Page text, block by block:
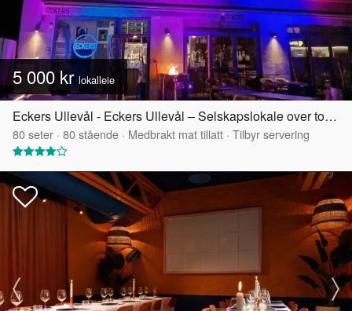
5 000 kr lokalleie
Eckers Ullevål - Eckers Ullevål – Selskapslokale over to etasjer
80seter · 80stående · Medbrakt mat tillatt · Tilbyr servering